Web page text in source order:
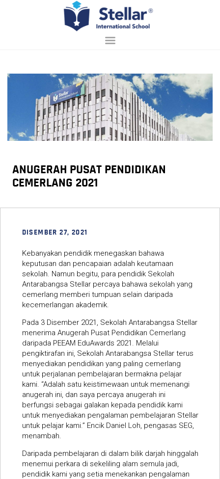
LOBI
MENGENAI
KEMASUKAN
PEMBELAJARAN
KEHIDUPAN DI
HUBUNGI
BAHASA MELAYU
ANUGERAH PUSAT PENDIDIKAN
CEMERLANG 2021
DISEMBER 27, 2021
Kebanyakan pendidik menegaskan bahawa
keputusan dan pencapaian adalah keutamaan
sekolah. Namun begitu, para pendidik Sekolah
Antarabangsa Stellar percaya bahawa sekolah yang
cemerlang memberi tumpuan selain daripada
kecemerlangan akademik.
Pada 3 Disember 2021, Sekolah Antarabangsa Stellar
menerima Anugerah Pusat Pendidikan Cemerlang
daripada PEEAM EduAwards 2021. Melalui
pengiktirafan ini, Sekolah Antarabangsa Stellar terus
menyediakan pendidikan yang paling cemerlang
untuk perjalanan pembelajaran bermakna pelajar
kami. “Adalah satu keistimewaan untuk memenangi
anugerah ini, dan saya percaya anugerah ini
berfungsi sebagai galakan kepada pendidik kami
untuk menyediakan pengalaman pembelajaran Stellar
untuk pelajar kami.” Encik Daniel Loh, pengasas SEG,
menambah.
Daripada pembelajaran di dalam bilik darjah hinggalah
menemui perkara di sekeliling alam semula jadi,
pendidik kami yang setia menekankan pengalaman